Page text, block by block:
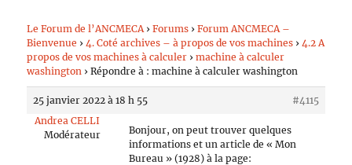
Le Forum de l’ANCMECA › Forums › Forum ANCMECA –
Bienvenue › 4. Coté archives – à propos de vos machines › 4.2 A
propos de vos machines à calculer › machine à calculer
washington › Répondre à : machine à calculer washington
25 janvier 2022 à 18 h 55
#4115
Andrea CELLI
Modérateur
Bonjour, on peut trouver quelques
informations et un article de « Mon
Bureau » (1928) à la page: